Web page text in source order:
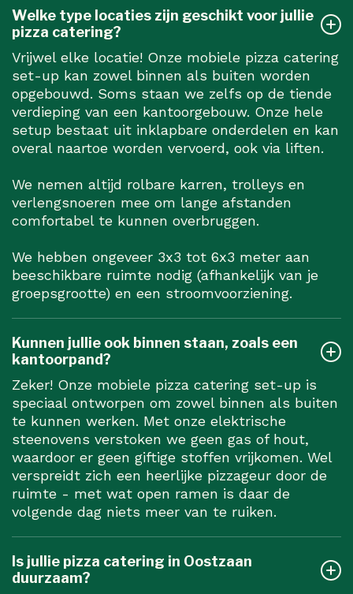
Welke type locaties zijn geschikt voor jullie
pizza catering?
Vrijwel elke locatie! Onze mobiele pizza catering
set-up kan zowel binnen als buiten worden
opgebouwd. Soms staan we zelfs op de tiende
verdieping van een kantoorgebouw. Onze hele
setup bestaat uit inklapbare onderdelen en kan
overal naartoe worden vervoerd, ook via liften.
We nemen altijd rolbare karren, trolleys en
verlengsnoeren mee om lange afstanden
comfortabel te kunnen overbruggen.
We hebben ongeveer 3x3 tot 6x3 meter aan
beeschikbare ruimte nodig (afhankelijk van je
groepsgrootte) en een stroomvoorziening.
Kunnen jullie ook binnen staan, zoals een
kantoorpand?
Zeker! Onze mobiele pizza catering set-up is
speciaal ontworpen om zowel binnen als buiten
te kunnen werken. Met onze elektrische
steenovens verstoken we geen gas of hout,
waardoor er geen giftige stoffen vrijkomen. Wel
verspreidt zich een heerlijke pizzageur door de
ruimte - met wat open ramen is daar de
volgende dag niets meer van te ruiken.
Is jullie pizza catering in Oostzaan
duurzaam?